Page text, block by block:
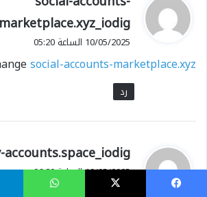
و
ل
marketplace.xyz_iodig
10/05/2025 الساعة 05:20
social-accounts-marketplace.xyz
رد
ي
ق
accounts.space_iodig
10/05/2025 الساعة 06:20